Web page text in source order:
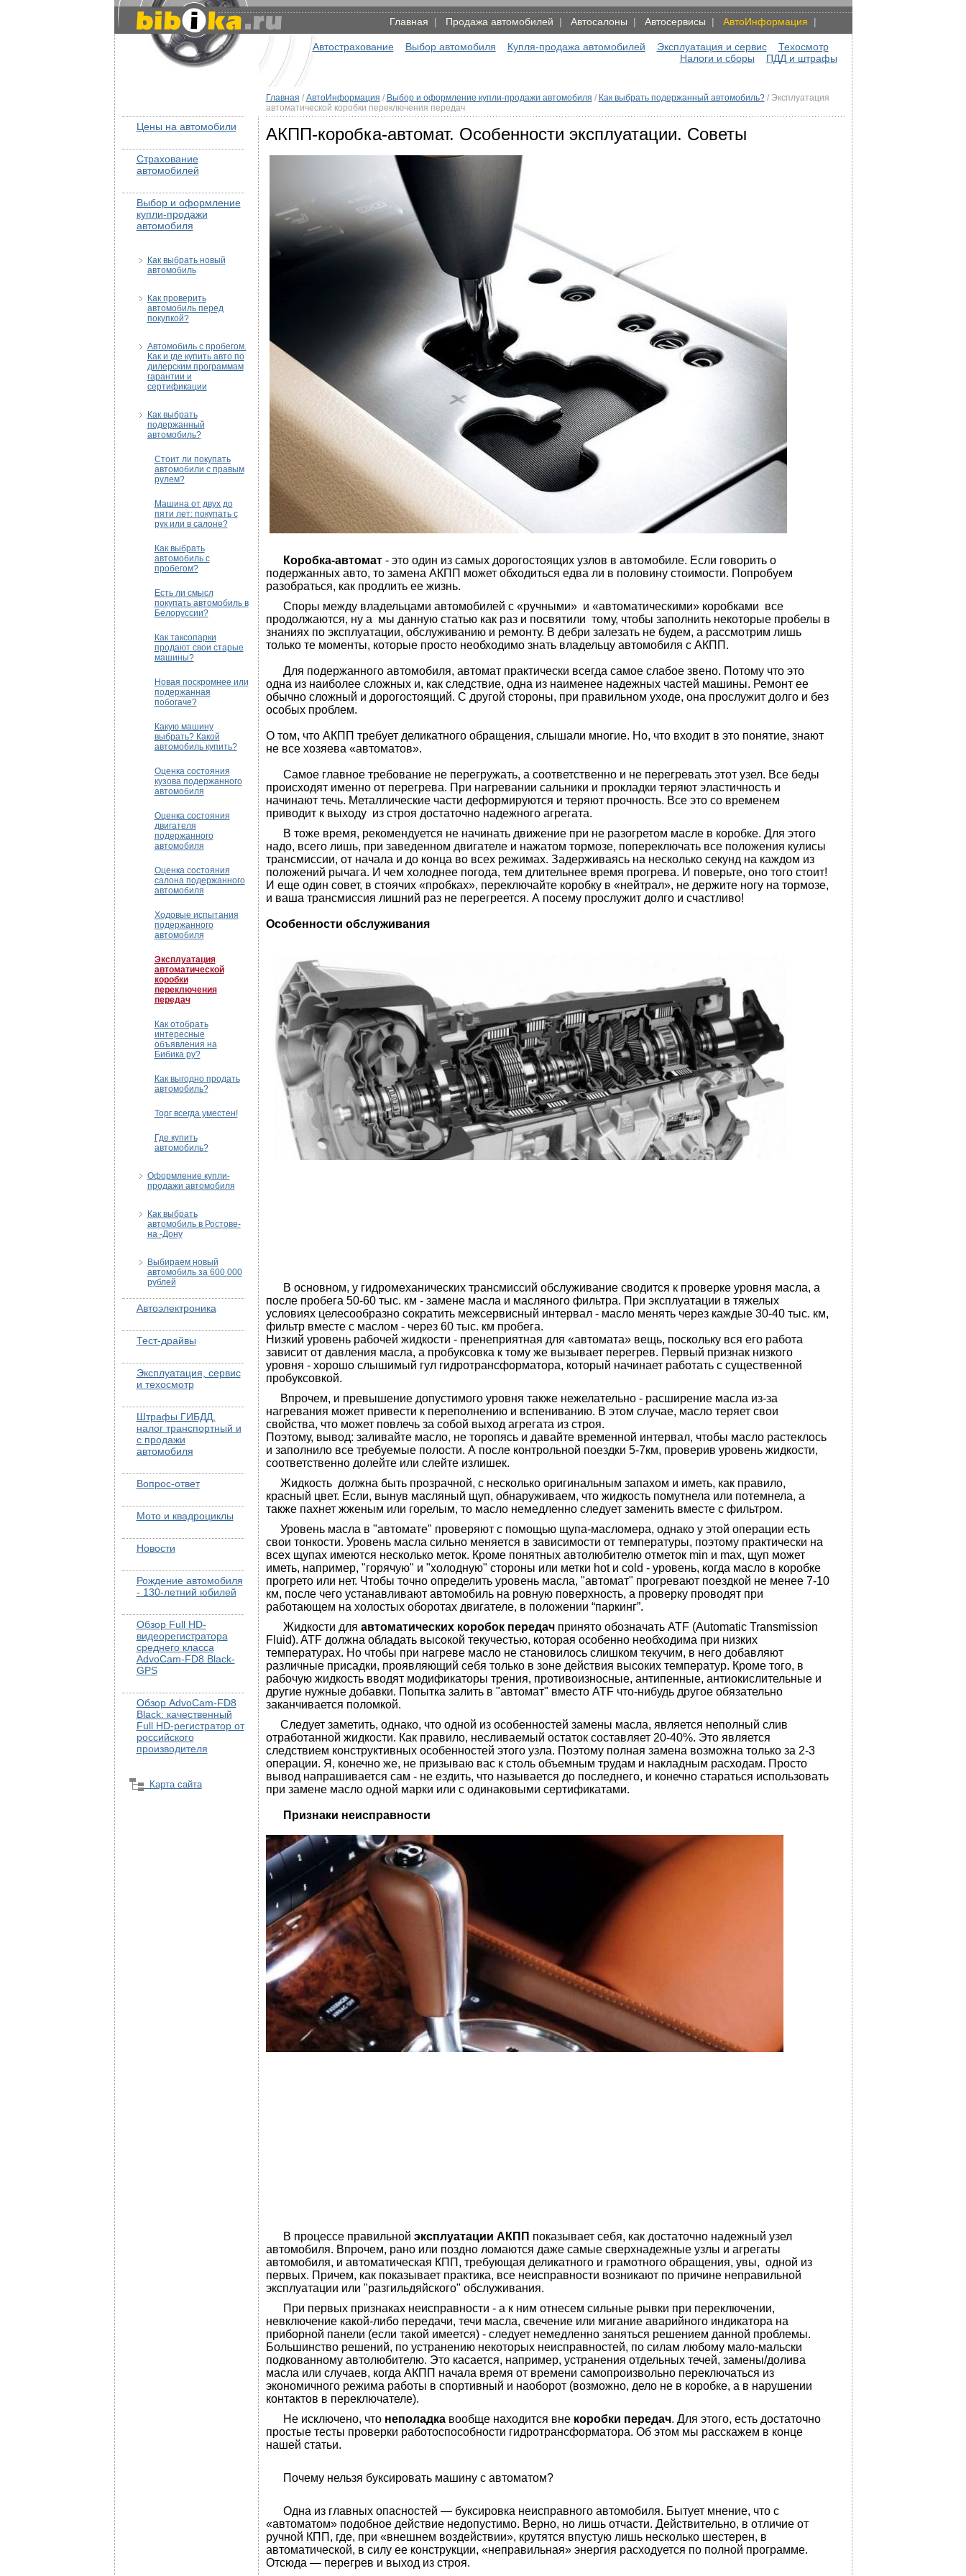
Главная | Продажа автомобилей | Автосалоны | Автосервисы | АвтоИнформация |
Автострахование Выбор автомобиля Купля-продажа автомобилей Эксплуатация и сервис
Техосмотр
Налоги и сборы
ПДД и штрафы
Главная / АвтоИнформация / Выбор и оформление купли-продажи автомобиля / Как выбрать подержанный автомобиль?/ Эксплуатация
автоматической коробки переключения передач
Цены на автомобили
Страхование
автомобилей
Выбор и оформление
купли-продажи
автомобиля
Как выбрать новый
автомобиль
Как проверить
автомобиль перед
покупкой?
Автомобиль с пробегом.
Как и где купить авто по
дилерским программам
гарантии и
сертификации
Как выбрать
подержанный
автомобиль?
Стоит ли покупать
автомобили с правым
рулем?
Машина от двух до
пяти лет: покупать с
рук или в салоне?
Как выбрать
автомобиль с
пробегом?
Есть ли смысл
покупать автомобиль в
Белоруссии?
Как таксопарки
продают свои старые
машины?
Новая поскромнее или
подержанная
побогаче?
Какую машину
выбрать? Какой
автомобиль купить?
Оценка состояния
кузова подержанного
автомобиля
Оценка состояния
двигателя
подержанного
автомобиля
Оценка состояния
салона подержанного
автомобиля
Ходовые испытания
подержанного
автомобиля
Эксплуатация
автоматической
коробки
переключения
передач
Как отобрать
интересные
объявления на
Бибика.ру?
Как выгодно продать
автомобиль?
Торг всегда уместен!
Где купить
автомобиль?
Оформление купли-
продажи автомобиля
Как выбрать
автомобиль в Ростове-
на -Дону
Выбираем новый
автомобиль за 600 000
рублей
Автоэлектроника
Тест-драйвы
Эксплуатация, сервис
и техосмотр
Штрафы ГИБДД,
налог транспортный и
с продажи
автомобиля
Вопрос-ответ
Мото и квадроциклы
Новости
Рождение автомобиля
- 130-летний юбилей
Обзор Full HD-
видеорегистратора
среднего класса
AdvoCam-FD8 Black-
GPS
Обзор AdvoCam-FD8
Black: качественный
Full HD-регистратор от
российского
производителя
Карта сайта
АКПП-коробка-автомат. Особенности эксплуатации. Советы
Коробка-автомат - это один из самых дорогостоящих узлов в автомобиле. Если говорить о
подержанных авто, то замена АКПП может обходиться едва ли в половину стоимости. Попробуем
разобраться, как продлить ее жизнь.
Споры между владельцами автомобилей с «ручными» и «автоматическими» коробками все
продолжаются, ну а мы данную статью как раз и посвятили тому, чтобы заполнить некоторые пробелы в
знаниях по эксплуатации, обслуживанию и ремонту. В дебри залезать не будем, а рассмотрим лишь
только те моменты, которые просто необходимо знать владельцу автомобиля с АКПП.
Для подержанного автомобиля, автомат практически всегда самое слабое звено. Потому что это
одна из наиболее сложных и, как следствие, одна из наименее надежных частей машины. Ремонт ее
обычно сложный и дорогостоящий. С другой стороны, при правильном уходе, она прослужит долго и без
особых проблем.
О том, что АКПП требует деликатного обращения, слышали многие. Но, что входит в это понятие, знают
не все хозяева «автоматов».
Самое главное требование не перегружать, а соответственно и не перегревать этот узел. Все беды
происходят именно от перегрева. При нагревании сальники и прокладки теряют эластичность и
начинают течь. Металлические части деформируются и теряют прочность. Все это со временем
приводит к выходу из строя достаточно надежного агрегата.
В тоже время, рекомендуется не начинать движение при не разогретом масле в коробке. Для этого
надо, всего лишь, при заведенном двигателе и нажатом тормозе, попереключать все положения кулисы
трансмиссии, от начала и до конца во всех режимах. Задерживаясь на несколько секунд на каждом из
положений рычага. И чем холоднее погода, тем длительнее время прогрева. И поверьте, оно того стоит!
И еще один совет, в стоячих «пробках», переключайте коробку в «нейтрал», не держите ногу на тормозе,
и ваша трансмиссия лишний раз не перегреется. А посему прослужит долго и счастливо!
Особенности обслуживания
В основном, у гидромеханических трансмиссий обслуживание сводится к проверке уровня масла, а
после пробега 50-60 тыс. км - замене масла и масляного фильтра. При эксплуатации в тяжелых
условиях целесообразно сократить межсервисный интервал - масло менять через каждые 30-40 тыс. км,
фильтр вместе с маслом - через 60 тыс. км пробега.
Низкий уровень рабочей жидкости - пренеприятная для «автомата» вещь, поскольку вся его работа
зависит от давления масла, а пробуксовка к тому же вызывает перегрев. Первый признак низкого
уровня - хорошо слышимый гул гидротрансформатора, который начинает работать с существенной
пробуксовкой.
Впрочем, и превышение допустимого уровня также нежелательно - расширение масла из-за
нагревания может привести к переполнению и вспениванию. В этом случае, масло теряет свои
свойства, что может повлечь за собой выход агрегата из строя.
Поэтому, вывод: заливайте масло, не торопясь и давайте временной интервал, чтобы масло растеклось
и заполнило все требуемые полости. А после контрольной поездки 5-7км, проверив уровень жидкости,
соответственно долейте или слейте излишек.
Жидкость должна быть прозрачной, с несколько оригинальным запахом и иметь, как правило,
красный цвет. Если, вынув масляный щуп, обнаруживаем, что жидкость помутнела или потемнела, а
также пахнет жженым или горелым, то масло немедленно следует заменить вместе с фильтром.
Уровень масла в "автомате" проверяют с помощью щупа-масломера, однако у этой операции есть
свои тонкости. Уровень масла сильно меняется в зависимости от температуры, поэтому практически на
всех щупах имеются несколько меток. Кроме понятных автолюбителю отметок min и max, щуп может
иметь, например, "горячую" и "холодную" стороны или метки hot и cold - уровень, когда масло в коробке
прогрето или нет. Чтобы точно определить уровень масла, "автомат" прогревают поездкой не менее 7-10
км, после чего устанавливают автомобиль на ровную поверхность, а проверку проводят при
работающем на холостых оборотах двигателе, в положении “паркинг”.
Жидкости для автоматических коробок передач принято обозначать ATF (Automatic Transmission
Fluid). ATF должна обладать высокой текучестью, которая особенно необходима при низких
температурах. Но чтобы при нагреве масло не становилось слишком текучим, в него добавляют
различные присадки, проявляющий себя только в зоне действия высоких температур. Кроме того, в
рабочую жидкость вводят модификаторы трения, противоизносные, антипенные, антиокислительные и
другие нужные добавки. Попытка залить в "автомат" вместо ATF что-нибудь другое обязательно
заканчивается поломкой.
Следует заметить, однако, что одной из особенностей замены масла, является неполный слив
отработанной жидкости. Как правило, несливаемый остаток составляет 20-40%. Это является
следствием конструктивных особенностей этого узла. Поэтому полная замена возможна только за 2-3
операции. Я, конечно же, не призываю вас к столь объемным трудам и накладным расходам. Просто
вывод напрашивается сам - не ездить, что называется до последнего, и конечно стараться использовать
при замене масло одной марки или с одинаковыми сертификатами.
Признаки неисправности
В процессе правильной эксплуатации АКПП показывает себя, как достаточно надежный узел
автомобиля. Впрочем, рано или поздно ломаются даже самые сверхнадежные узлы и агрегаты
автомобиля, и автоматическая КПП, требующая деликатного и грамотного обращения, увы, одной из
первых. Причем, как показывает практика, все неисправности возникают по причине неправильной
эксплуатации или "разгильдяйского" обслуживания.
При первых признаках неисправности - а к ним отнесем сильные рывки при переключении,
невключение какой-либо передачи, течи масла, свечение или мигание аварийного индикатора на
приборной панели (если такой имеется) - следует немедленно заняться решением данной проблемы.
Большинство решений, по устранению некоторых неисправностей, по силам любому мало-мальски
подкованному автолюбителю. Это касается, например, устранения отдельных течей, замены/долива
масла или случаев, когда АКПП начала время от времени самопроизвольно переключаться из
экономичного режима работы в спортивный и наоборот (возможно, дело не в коробке, а в нарушении
контактов в переключателе).
Не исключено, что неполадкавообще находится вне коробки передач. Для этого, есть достаточно
простые тесты проверки работоспособности гидротрансформатора. Об этом мы расскажем в конце
нашей статьи.
Почему нельзя буксировать машину с автоматом?
Одна из главных опасностей — буксировка неисправного автомобиля. Бытует мнение, что с
«автоматом» подобное действие недопустимо. Верно, но лишь отчасти. Действительно, в отличие от
ручной КПП, где, при «внешнем воздействии», крутятся впустую лишь несколько шестерен, в
автоматической, в силу ее конструкции, «неправильная» энергия расходуется по полной программе.
Отсюда — перегрев и выход из строя.